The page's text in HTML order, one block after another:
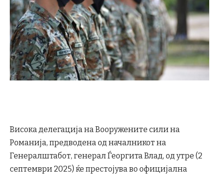
Висока делегација на Вооружените сили на
Романија, предводена од началникот на
Генералштабот, генерал Ѓеоргита Влад, од утре (2
септември 2025) ќе престојува во официјална